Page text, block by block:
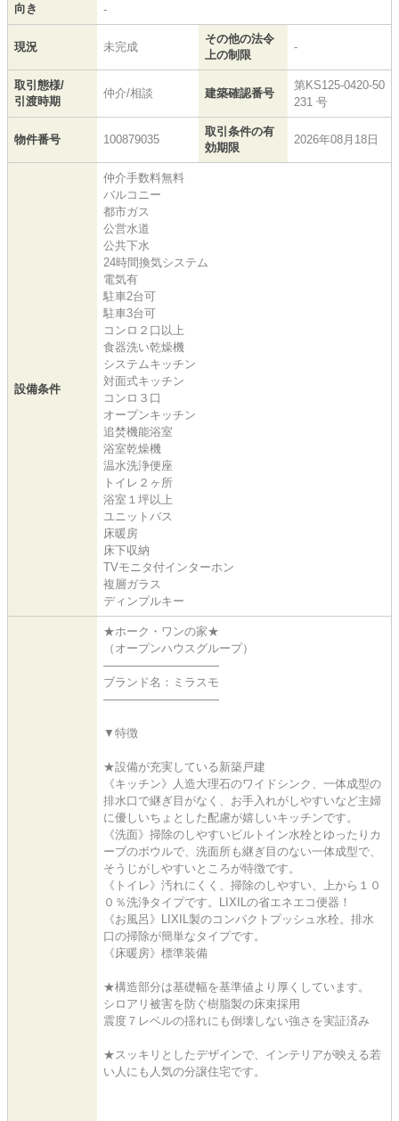
向き -
現況 未完成
その他の法令
上の制限
-
取引態様/
引渡時期
仲介/相談 建築確認番号
第KS125-0420-50
231 号
物件番号 100879035
取引条件の有
効期限
2026年08月18日
設備条件
仲介手数料無料
バルコニー
都市ガス
公営水道
公共下水
24時間換気システム
電気有
駐車2台可
駐車3台可
コンロ２口以上
食器洗い乾燥機
システムキッチン
対面式キッチン
コンロ３口
オープンキッチン
追焚機能浴室
浴室乾燥機
温水洗浄便座
トイレ２ヶ所
浴室１坪以上
ユニットバス
床暖房
床下収納
TVモニタ付インターホン
複層ガラス
ディンプルキー
★ホーク・ワンの家★
（オープンハウスグループ）
――――――――――
ブランド名：ミラスモ
――――――――――
▼特徴
★設備が充実している新築戸建
《キッチン》人造大理石のワイドシンク、一体成型の
排水口で継ぎ目がなく、お手入れがしやすいなど主婦
に優しいちょとした配慮が嬉しいキッチンです。
《洗面》掃除のしやすいビルトイン水栓とゆったりカ
ーブのボウルで、洗面所も継ぎ目のない一体成型で、
そうじがしやすいところが特徴です。
《トイレ》汚れにくく、掃除のしやすい、上から１０
０％洗浄タイプです。LIXILの省エネエコ便器！
《お風呂》LIXIL製のコンパクトプッシュ水栓。排水
口の掃除が簡単なタイプです。
《床暖房》標準装備
★構造部分は基礎幅を基準値より厚くしています。
シロアリ被害を防ぐ樹脂製の床束採用
震度７レベルの揺れにも倒壊しない強さを実証済み
★スッキリとしたデザインで、インテリアが映える若
い人にも人気の分譲住宅です。